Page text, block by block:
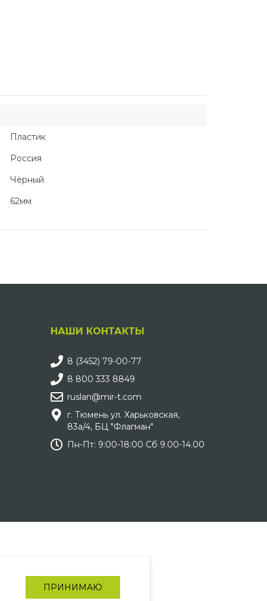
Пластик
Россия
Чёрный
62мм
НАШИ КОНТАКТЫ
8 (3452) 79-00-77
8 800 333 8849
ruslan@mir-t.com
г. Тюмень ул. Харьковская,
83а/4, БЦ "Флагман"
Пн-Пт: 9:00-18:00 Сб 9.00-14.00
ПРИНИМАЮ